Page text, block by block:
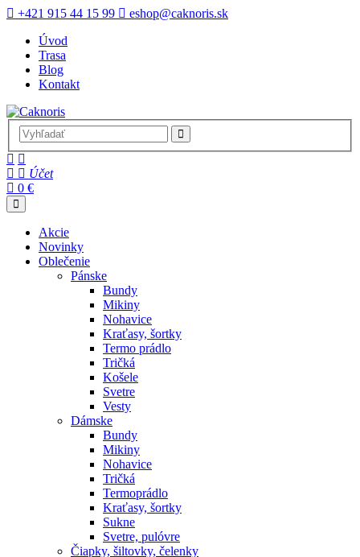
+421 915 44 15 99
eshop@caknoris.sk
Úvod
Trasa
Blog
Kontakt
Účet
0 €
Akcie
Novinky
Oblečenie
Pánske
Bundy
Mikiny
Nohavice
Kraťasy, šortky
Termo prádlo
Tričká
Košele
Svetre
Vesty
Dámske
Bundy
Mikiny
Nohavice
Tričká
Termoprádlo
Kraťasy, šortky
Sukne
Svetre, pulóvre
Čiapky, šiltovky, čelenky